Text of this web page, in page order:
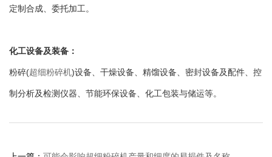
定制合成、委托加工。
化工设备及装备：
粉碎(超细粉碎机)设备、干燥设备、精馏设备、密封设备及配件、控
制分析及检测仪器、节能环保设备、化工包装与储运等。